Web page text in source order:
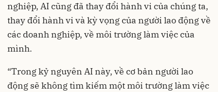
nghiệp, AI cũng đã thay đổi hành vi của chúng ta,
thay đổi hành vi và kỳ vọng của người lao động về
các doanh nghiệp, về môi trường làm việc của
mình.
“Trong kỷ nguyên AI này, về cơ bản người lao
động sẽ không tìm kiếm một môi trường làm việc